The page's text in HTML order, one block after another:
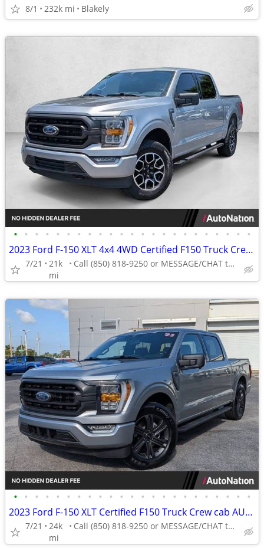
8/1 232k mi Blakely
• • • • • • • • • • • • • • • • • • • • • • •
2023 Ford F-150 XLT 4x4 4WD Certified F150 Truck Crew cab AUTONATION
7/21
21k
mi
Call (850) 818-9250 or MESSAGE/CHAT to confirm availability
• • • • • • • • • • • • • • • • • • • • • • •
2023 Ford F-150 XLT Certified F150 Truck Crew cab AUTONATION
7/21
24k
mi
Call (850) 818-9250 or MESSAGE/CHAT to confirm availability